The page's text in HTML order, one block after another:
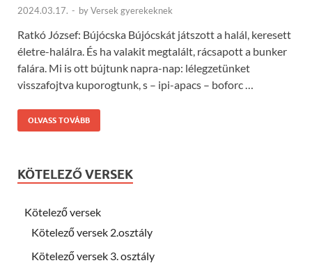
2024.03.17. - byVersek gyerekeknek
Ratkó József: Bújócska Bújócskát játszott a halál, keresett
életre-halálra. És ha valakit megtalált, rácsapott a bunker
falára. Mi is ott bújtunk napra-nap: lélegzetünket
visszafojtva kuporogtunk, s – ipi-apacs – boforc …
OLVASS TOVÁBB
KÖTELEZŐ VERSEK
Kötelező versek
Kötelező versek 2.osztály
Kötelező versek 3. osztály